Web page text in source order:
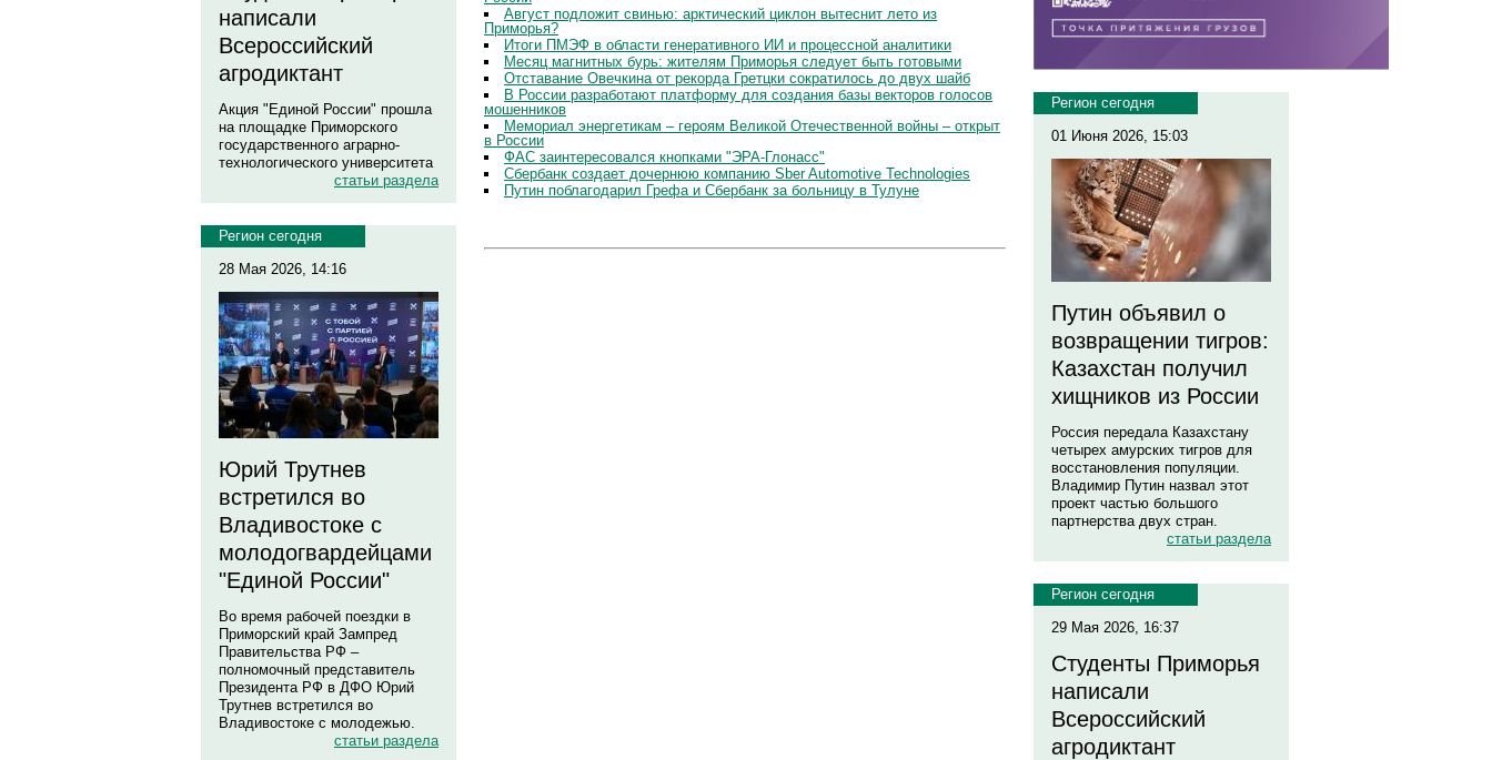
написали
Всероссийский
агродиктант
Акция "Единой России" прошла
на площадке Приморского
государственного аграрно-
технологического университета
статьи раздела
Регион сегодня
28 Мая 2026, 14:16
Юрий Трутнев
встретился во
Владивостоке с
молодогвардейцами
"Единой России"
Во время рабочей поездки в
Приморский край Зампред
Правительства РФ –
полномочный представитель
Президента РФ в ДФО Юрий
Трутнев встретился во
Владивостоке с молодежью.
статьи раздела
Август подложит свинью: арктический циклон вытеснит лето из
Приморья?
Итоги ПМЭФ в области генеративного ИИ и процессной аналитики
Месяц магнитных бурь: жителям Приморья следует быть готовыми
Отставание Овечкина от рекорда Гретцки сократилось до двух шайб
В России разработают платформу для создания базы векторов голосов
мошенников
Мемориал энергетикам – героям Великой Отечественной войны – открыт
в России
ФАС заинтересовался кнопками "ЭРА-Глонасс"
Сбербанк создает дочернюю компанию Sber Automotive Technologies
Путин поблагодарил Грефа и Сбербанк за больницу в Тулуне
Регион сегодня
01 Июня 2026, 15:03
Путин объявил о
возвращении тигров:
Казахстан получил
хищников из России
Россия передала Казахстану
четырех амурских тигров для
восстановления популяции.
Владимир Путин назвал этот
проект частью большого
партнерства двух стран.
статьи раздела
Регион сегодня
29 Мая 2026, 16:37
Студенты Приморья
написали
Всероссийский
агродиктант